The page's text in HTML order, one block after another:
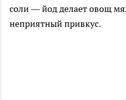
соли — йод делает овощ
неприятный привкус.